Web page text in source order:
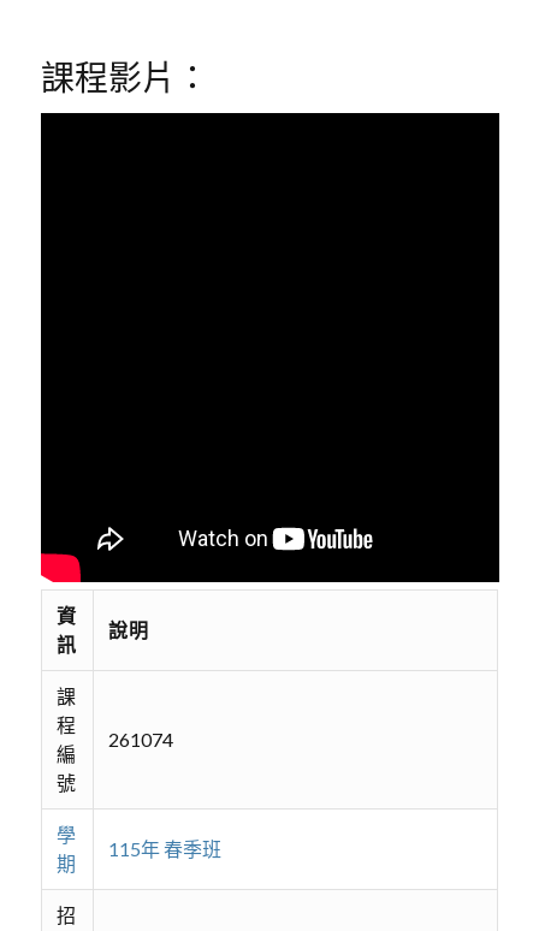
課程影片：
資
訊
說明
課
程
編
號
261074
學
期
115年 春季班
招